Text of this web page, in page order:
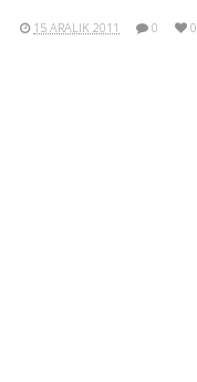
15 ARALIK 2011 0 0